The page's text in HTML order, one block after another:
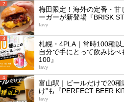
2
梅田限定！海外の定番・
ーガーが新登場『BRISK
favy
3
札幌・4PLA｜常時100種以
自分で手にとって飲み比
100』
favy
4
富山駅｜ビールだけで20
け”も『PERFECT BEER
favy